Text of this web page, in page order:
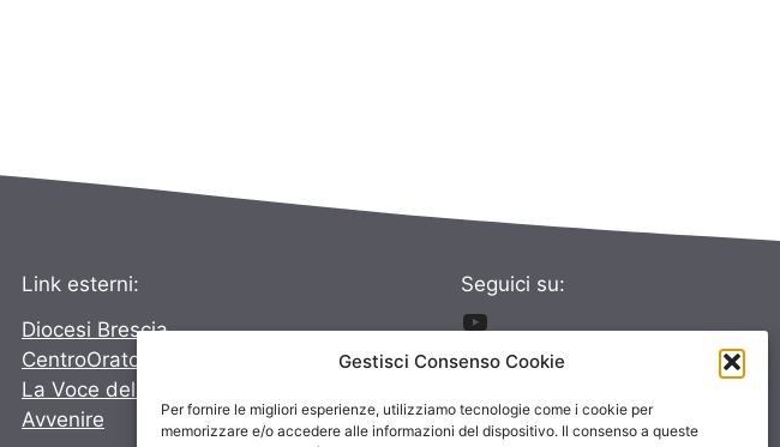
Gestisci Consenso Cookie
Per fornire le migliori esperienze, utilizziamo tecnologie come i cookie per
memorizzare e/o accedere alle informazioni del dispositivo. Il consenso a queste
Link esterni:
Diocesi Brescia
CentroOratoriBrescia
La Voce del Popolo
Avvenire
Seguici su:
Seguici su: